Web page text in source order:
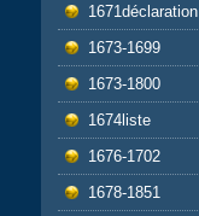
1671déclaration
1673-1699
1673-1800
1674liste
1676-1702
1678-1851